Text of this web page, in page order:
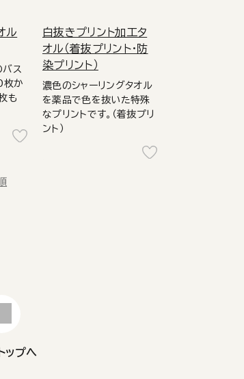
ル
バス
枚か
も
白抜きプリント加工タ
オル（着抜プリント・防
染プリント）
濃色のシャーリングタオル
を薬品で色を抜いた特殊
なプリントです。（着抜プリ
ント）
ップへ